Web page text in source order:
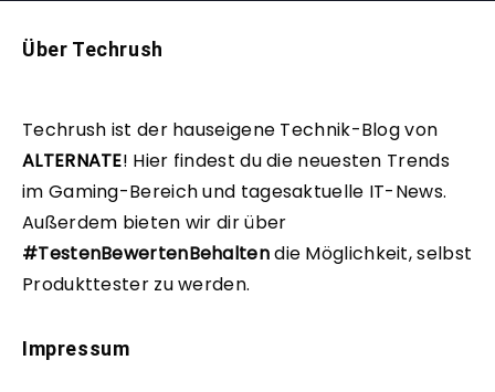
Über Techrush
Techrush ist der hauseigene Technik-Blog von
ALTERNATE! Hier findest du die neuesten Trends
im Gaming-Bereich und tagesaktuelle IT-News.
Außerdem bieten wir dir über
#TestenBewertenBehaltendie Möglichkeit, selbst
Produkttester zu werden.
Impressum